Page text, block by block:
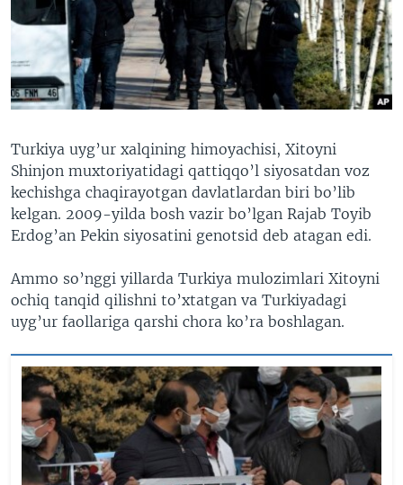
VIDEO
XABARLAR SURATLARDA
ODNOKLASSNIKI
TELEGRAM
TWITTER
SOUNDCLOUD
VOA
Turkiya uyg’ur xalqining himoyachisi, Xitoyni
Shinjon muxtoriyatidagi qattiqqo’l siyosatdan voz
kechishga chaqirayotgan davlatlardan biri bo’lib
kelgan. 2009-yilda bosh vazir bo’lgan Rajab Toyib
Erdog’an Pekin siyosatini genotsid deb atagan edi.
Ammo so’nggi yillarda Turkiya mulozimlari Xitoyni
ochiq tanqid qilishni to’xtatgan va Turkiyadagi
uyg’ur faollariga qarshi chora ko’ra boshlagan.